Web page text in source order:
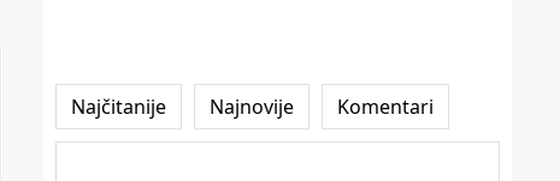
Najčitanije Najnovije Komentari